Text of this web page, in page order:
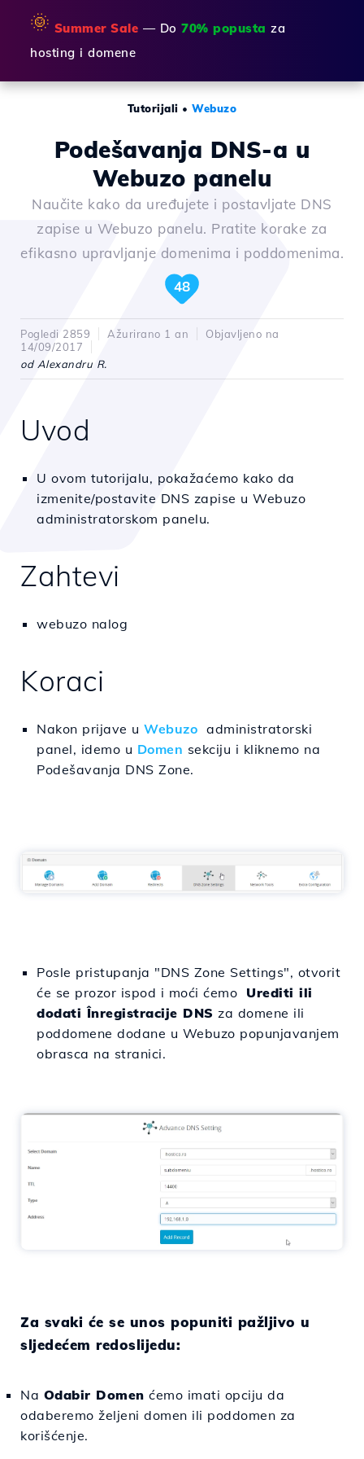
🌞 Summer Sale — Do 70% popusta za
hosting i domene
Tutorijali •Webuzo
Podešavanja DNS-a u
Webuzo panelu
Naučite kako da uređujete i postavljate DNS
zapise u Webuzo panelu. Pratite korake za
efikasno upravljanje domenima i poddomenima.
48
Pogledi 2859 Ažurirano 1 an
Objavljeno na
14/09/2017
od Alexandru R.
Uvod
U ovom tutorijalu, pokažaćemo kako da
izmenite/postavite DNS zapise u Webuzo
administratorskom panelu.
Zahtevi
webuzo nalog
Koraci
Nakon prijave u Webuzo administratorski
panel, idemo u Domen sekciju i kliknemo na
Podešavanja DNS Zone.
Posle pristupanja "DNS Zone Settings", otvorit
će se prozor ispod i moći ćemo Urediti ili
dodati Înregistracije DNS za domene ili
poddomene dodane u Webuzo popunjavanjem
obrasca na stranici.
Za svaki će se unos popuniti pažljivo u
sljedećem redoslijedu:
Na Odabir Domen ćemo imati opciju da
odaberemo željeni domen ili poddomen za
korišćenje.